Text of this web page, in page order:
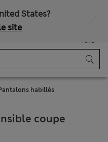
States?
site
Panier
habillés
coupe